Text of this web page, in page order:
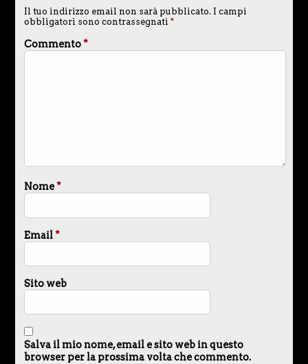
Il tuo indirizzo email non sarà pubblicato. I campi
obbligatori sono contrassegnati *
Commento*
Nome*
Email*
Sito web
Salva il mio nome, email e sito web in questo
browser per la prossima volta che commento.